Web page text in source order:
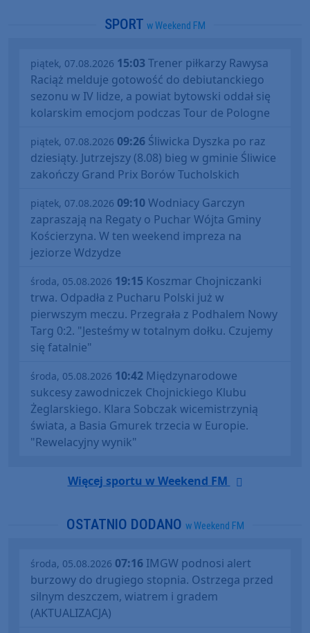
SPORT w Weekend FM
piątek, 07.08.2026 15:03Trener piłkarzy Rawysa
Raciąż melduje gotowość do debiutanckiego
sezonu w IV lidze, a powiat bytowski oddał się
kolarskim emocjom podczas Tour de Pologne
piątek, 07.08.2026 09:26 Śliwicka Dyszka po raz
dziesiąty. Jutrzejszy (8.08) bieg w gminie Śliwice
zakończy Grand Prix Borów Tucholskich
piątek, 07.08.2026 09:10Wodniacy Garczyn
zapraszają na Regaty o Puchar Wójta Gminy
Kościerzyna. W ten weekend impreza na
jeziorze Wdzydze
środa, 05.08.2026 19:15 Koszmar Chojniczanki
trwa. Odpadła z Pucharu Polski już w
pierwszym meczu. Przegrała z Podhalem Nowy
Targ 0:2. "Jesteśmy w totalnym dołku. Czujemy
się fatalnie"
środa, 05.08.2026 10:42 Międzynarodowe
sukcesy zawodniczek Chojnickiego Klubu
Żeglarskiego. Klara Sobczak wicemistrzynią
świata, a Basia Gmurek trzecia w Europie.
"Rewelacyjny wynik"
Więcej sportu w Weekend FM
OSTATNIO DODANO w Weekend FM
środa, 05.08.2026 07:16 IMGW podnosi alert
burzowy do drugiego stopnia. Ostrzega przed
silnym deszczem, wiatrem i gradem
(AKTUALIZACJA)